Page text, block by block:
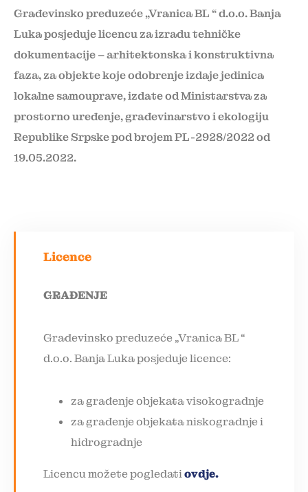
Građevinsko preduzeće „Vranica BL “ d.o.o. Banja
Luka posjeduje licencu za izradu tehničke
dokumentacije – arhitektonska i konstruktivna
faza, za objekte koje odobrenje izdaje jedinica
lokalne samouprave, izdate od Ministarstva za
prostorno uređenje, građevinarstvo i ekologiju
Republike Srpske pod brojem PL-2928/2022 od
19.05.2022.
Licence
GRAĐENJE
Građevinsko preduzeće „Vranica BL “
d.o.o. Banja Luka posjeduje licence:
za građenje objekata visokogradnje
za građenje objekata niskogradnje i
hidrogradnje
Licencu možete pogledatiovdje.